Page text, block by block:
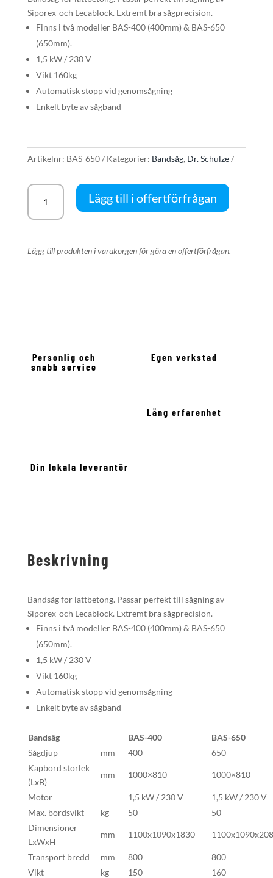
Siporex-och Lecablock. Extremt bra sågprecision.
Finns i två modeller BAS-400 (400mm) & BAS-650
(650mm).
1,5 kW / 230 V
Vikt 160kg
Automatisk stopp vid genomsågning
Enkelt byte av sågband
Artikelnr: BAS-650 Kategorier: Bandsåg, Dr. Schulze
BAS-
Bandsåg
lättbetong
Lägg till i offertförfrågan
Lägg till produkten i varukorgen för göra en offertförfrågan.
Personlig och
snabb service
Egen verkstad
Lång erfarenhet
Din lokala leverantör
Beskrivning
Bandsåg för lättbetong. Passar perfekt till sågning av
Siporex-och Lecablock. Extremt bra sågprecision.
Finns i två modeller BAS-400 (400mm) & BAS-650
(650mm).
1,5 kW / 230 V
Vikt 160kg
Automatisk stopp vid genomsågning
Enkelt byte av sågband
Bandsåg BAS-400
BAS-650
Sågdjup
mm 400
650
Kapbord storlek
(LxB)
mm 1000×810 1000×810
Motor 1,5 kW / 230 V
1,5 kW / 230 V
Max. bordsvikt
kg 50
50
Dimensioner
LxWxH
mm 1100x1090x1830
Transport bredd mm 800
800
Vikt
kg 150 160